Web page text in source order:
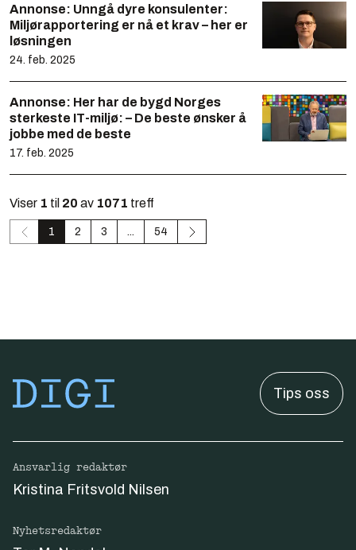
Annonse: Unngå dyre konsulenter:
Miljørapportering er nå et krav – her er
løsningen
24. feb. 2025
Annonse: Her har de bygd Norges
sterkeste IT-miljø: – De beste ønsker å
jobbe med de beste
17. feb. 2025
Viser 1 til 20 av 1071 treff
1 2 3 ... 54
Tips oss
Ansvarlig redaktør
Kristina Fritsvold Nilsen
Nyhetsredaktør